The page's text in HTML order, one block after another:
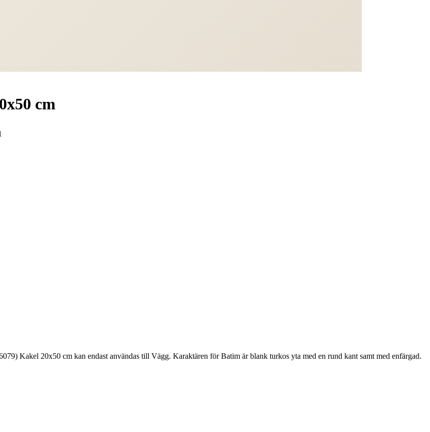
cm
Kakel 20x50 cm kan endast användas till Vägg. Karaktären för Batim är blank turkos yta med en rund kant samt med enfärgad.